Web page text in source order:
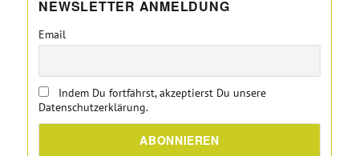
NEWSLETTER ANMELDUNG
Email
Indem Du fortfährst, akzeptierst Du unsere
Datenschutzerklärung.